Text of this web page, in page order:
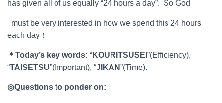
has given all of us equally “24 hours a day”. So God
must be very interested in how we spend this 24 hours
each day！
＊ Today’s key words: “KOURITSUSEI ”(Efficiency),
“TAISETSU”(Important), “JIKAN”(Time).
◎Questions to ponder on: